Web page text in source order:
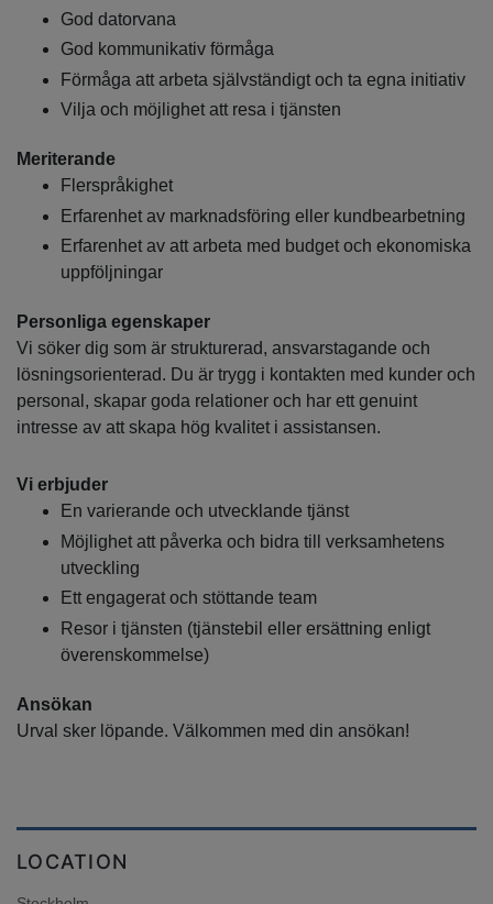
God datorvana
God kommunikativ förmåga
Förmåga att arbeta självständigt och ta egna initiativ
Vilja och möjlighet att resa i tjänsten
Meriterande
Flerspråkighet
Erfarenhet av marknadsföring eller kundbearbetning
Erfarenhet av att arbeta med budget och ekonomiska
uppföljningar
Personliga egenskaper
Vi söker dig som är strukturerad, ansvarstagande och
lösningsorienterad. Du är trygg i kontakten med kunder och
personal, skapar goda relationer och har ett genuint
intresse av att skapa hög kvalitet i assistansen.
Vi erbjuder
En varierande och utvecklande tjänst
Möjlighet att påverka och bidra till verksamhetens
utveckling
Ett engagerat och stöttande team
Resor i tjänsten (tjänstebil eller ersättning enligt
överenskommelse)
Ansökan
Urval sker löpande. Välkommen med din ansökan!
LOCATION